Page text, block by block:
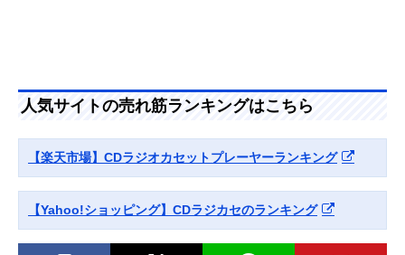
人気サイトの売れ筋ランキングはこちら
【楽天市場】CDラジオカセットプレーヤーランキング
【Yahoo!ショッピング】CDラジカセのランキング